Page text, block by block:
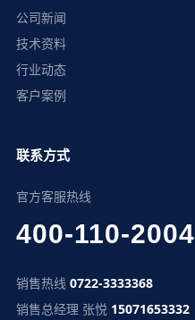
公司新闻
技术资料
行业动态
客户案例
联系方式
官方客服热线
400-110-2004
销售热线 0722-3333368
销售总经理 张悦 15071653332